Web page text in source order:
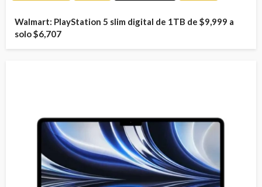
Walmart: PlayStation 5 slim digital de 1TB de $9,999 a
solo $6,707